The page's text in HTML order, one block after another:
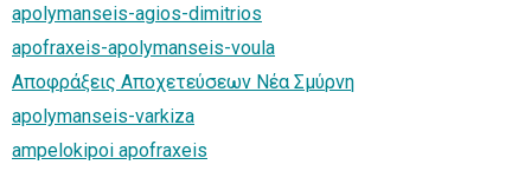
apolymanseis-agios-dimitrios
apofraxeis-apolymanseis-voula
Αποφράξεις Αποχετεύσεων Νέα Σμύρνη
apolymanseis-varkiza
ampelokipoi apofraxeis